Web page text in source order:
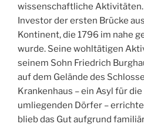
wissenschaftliche
Investor der ersten Brücke
Kontinent, die 1796 im nahe
wurde. Seine wohltätigen
seinem Sohn Friedrich
auf dem Gelände des
Krankenhaus – ein Asyl für
umliegenden Dörfer –
blieb das Gut aufgrund